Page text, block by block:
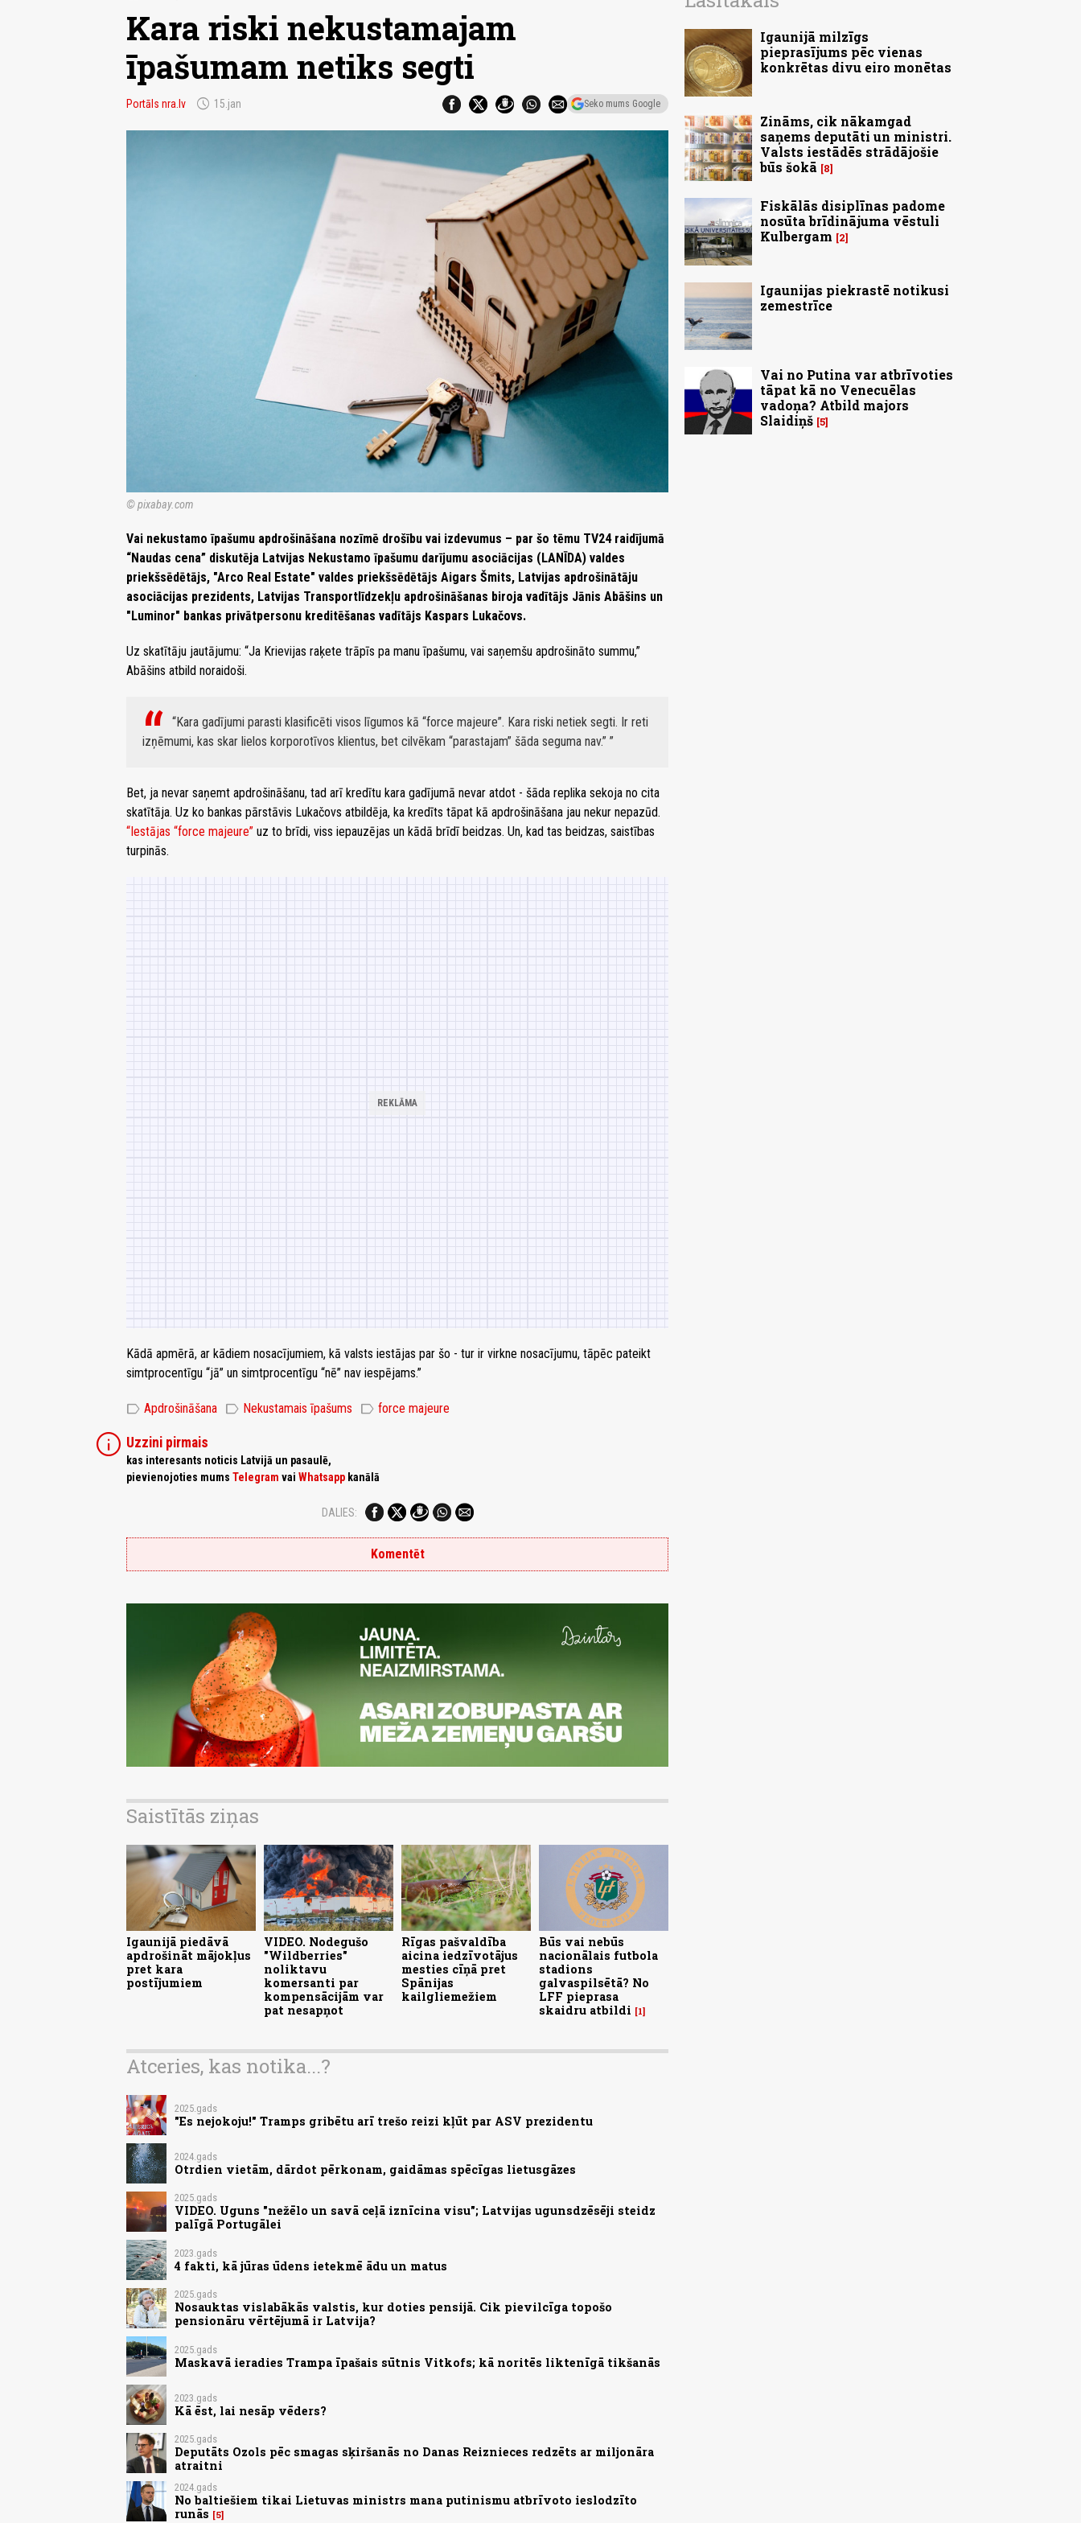
Kara riski nekustamajam
īpašumam netiks segti
Portāls nra.lv schedule 15.jan Seko mums Google
© pixabay.com
Vai nekustamo īpašumu apdrošināšana nozīmē drošību vai izdevumus – par šo tēmu TV24 raidījumā
“Naudas cena” diskutēja Latvijas Nekustamo īpašumu darījumu asociācijas (LANĪDA) valdes
priekšsēdētājs, "Arco Real Estate" valdes priekšsēdētājs Aigars Šmits, Latvijas apdrošinātāju
asociācijas prezidents, Latvijas Transportlīdzekļu apdrošināšanas biroja vadītājs Jānis Abāšins un
"Luminor" bankas privātpersonu kreditēšanas vadītājs Kaspars Lukačovs.
Uz skatītāju jautājumu: “Ja Krievijas raķete trāpīs pa manu īpašumu, vai saņemšu apdrošināto summu,”
Abāšins atbild noraidoši.
“Kara gadījumi parasti klasificēti visos līgumos kā “force majeure”. Kara riski netiek segti. Ir reti
izņēmumi, kas skar lielos korporotīvos klientus, bet cilvēkam “parastajam” šāda seguma nav.”
Bet, ja nevar saņemt apdrošināšanu, tad arī kredītu kara gadījumā nevar atdot - šāda replika sekoja no cita
skatītāja. Uz ko bankas pārstāvis Lukačovs atbildēja, ka kredīts tāpat kā apdrošināšana jau nekur nepazūd.
“Iestājas “force majeure” uz to brīdi, viss iepauzējas un kādā brīdī beidzas. Un, kad tas beidzas, saistības
turpinās.
Kādā apmērā, ar kādiem nosacījumiem, kā valsts iestājas par šo - tur ir virkne nosacījumu, tāpēc pateikt
simtprocentīgu “jā” un simtprocentīgu “nē” nav iespējams.”
label Apdrošināšana label Nekustamais īpašums label force majeure
info Uzzini pirmais
kas interesants noticis Latvijā un pasaulē,
pievienojoties mums Telegram vai Whatsapp kanālā
DALIES:
Komentēt
Saistītās ziņas
Igaunijā piedāvā
apdrošināt mājokļus
pret kara
postījumiem
VIDEO. Nodegušo
"Wildberries"
noliktavu
komersanti par
kompensācijām var
pat nesapņot
Rīgas pašvaldība
aicina iedzīvotājus
mesties cīņā pret
Spānijas
kailgliemežiem
Būs vai nebūs
nacionālais futbola
stadions
galvaspilsētā? No
LFF pieprasa
skaidru atbildi
1
Atceries, kas notika...?
2025.gads
"Es nejokoju!" Tramps gribētu arī trešo reizi kļūt par ASV prezidentu
2024.gads
Otrdien vietām, dārdot pērkonam, gaidāmas spēcīgas lietusgāzes
2025.gads
VIDEO. Uguns "nežēlo un savā ceļā iznīcina visu"; Latvijas ugunsdzēsēji steidz
palīgā Portugālei
2023.gads
4 fakti, kā jūras ūdens ietekmē ādu un matus
2025.gads
Nosauktas vislabākās valstis, kur doties pensijā. Cik pievilcīga topošo
pensionāru vērtējumā ir Latvija?
2025.gads
Maskavā ieradies Trampa īpašais sūtnis Vitkofs; kā noritēs liktenīgā tikšanās
2023.gads
Kā ēst, lai nesāp vēders?
2025.gads
Deputāts Ozols pēc smagas sķiršanās no Danas Reiznieces redzēts ar miljonāra
atraitni
2024.gads
No baltiešiem tikai Lietuvas ministrs mana putinismu atbrīvoto ieslodzīto
runās
5
Igaunijā milzīgs
pieprasījums pēc vienas
konkrētas divu eiro monētas
Zināms, cik nākamgad
saņems deputāti un ministri.
Valsts iestādēs strādājošie
būs šokā
8
Fiskālās disiplīnas padome
nosūta brīdinājuma vēstuli
Kulbergam
2
Igaunijas piekrastē notikusi
zemestrīce
Vai no Putina var atbrīvoties
tāpat kā no Venecuēlas
vadoņa? Atbild majors
Slaidiņš 5